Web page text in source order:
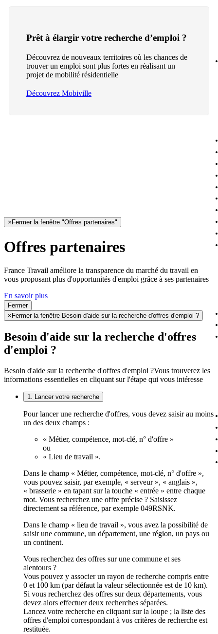
Prêt à élargir votre recherche d’emploi ?
Découvrez de nouveaux territoires où les chances de
trouver un emploi sont plus fortes en réalisant un
projet de mobilité résidentielle
Découvrez Mobiville
× Fermer la fenêtre "Offres partenaires"
Offres partenaires
France Travail améliore la transparence du marché du travail en
vous proposant plus d'opportunités d'emploi grâce à ses partenaires
En savoir plus
Fermer
× Fermer la fenêtre Besoin d'aide sur la recherche d'offres d'emploi ?
Besoin d'aide sur la recherche d'offres
d'emploi ?
Besoin d'aide sur la recherche d'offres d'emploi ?Vous trouverez les
informations essentielles en cliquant sur l'étape qui vous intéresse
1. Lancer votre recherche
Pour lancer une recherche d'offres, vous devez saisir au moins
un des deux champs :
« Métier, compétence, mot-clé, n° d'offre »
ou
« Lieu de travail ».
Dans le champ « Métier, compétence, mot-clé, n° d'offre »,
vous pouvez saisir, par exemple, « serveur », « anglais »,
« brasserie » en tapant sur la touche « entrée » entre chaque
mot. Vous recherchez une offre précise ? Saisissez
directement sa référence, par exemple 049RSNK.
Dans le champ « lieu de travail », vous avez la possibilité de
saisir une commune, un département, une région, un pays ou
un continent.
Vous recherchez des offres sur une commune et ses
alentours ?
Vous pouvez y associer un rayon de recherche compris entre
0 et 100 km (par défaut la valeur sélectionnée est de 10 km).
Si vous recherchez des offres sur deux départements, vous
devez alors effectuer deux recherches séparées.
Lancez votre recherche en cliquant sur la loupe ; la liste des
offres d'emploi correspondant à vos critères de recherche est
restituée.